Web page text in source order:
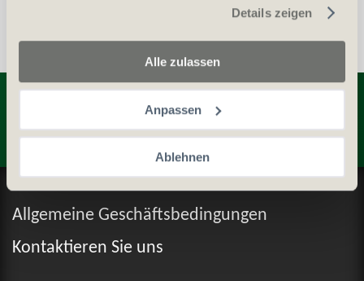
Details zeigen
Alle zulassen
Anpassen
Ablehnen
Entdecken Sie weitere Produkte
Datenschutz und Cookie-Richtlinien
Allgemeine Geschäftsbedingungen
Kontaktieren Sie uns